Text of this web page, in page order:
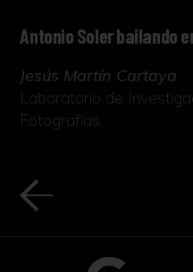
Antonio Soler bailando
Jesús Martín Cartaya
Laboratorio de
Fotografías